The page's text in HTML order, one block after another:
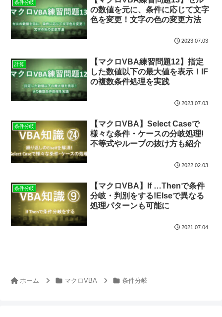
条件分岐
の数値を元に、条件に応じて文字
色を変更！文字の色の変更方法
2023.07.03
計算
【マクロVBA練習問題12】指定
した数値以下の最大値を表示！IF
の複数条件処理を実践
2023.07.03
条件分岐
【マクロVBA】Select Caseで
様々な条件・ケースの分岐処理!
不等式やループの抜け方も紹介
2022.02.03
条件分岐
【マクロVBA】If …Thenで条件
分岐・判別をする!Elseで異なる
処理パターンも可能に
2021.07.04
ホーム マクロVBA 条件分岐